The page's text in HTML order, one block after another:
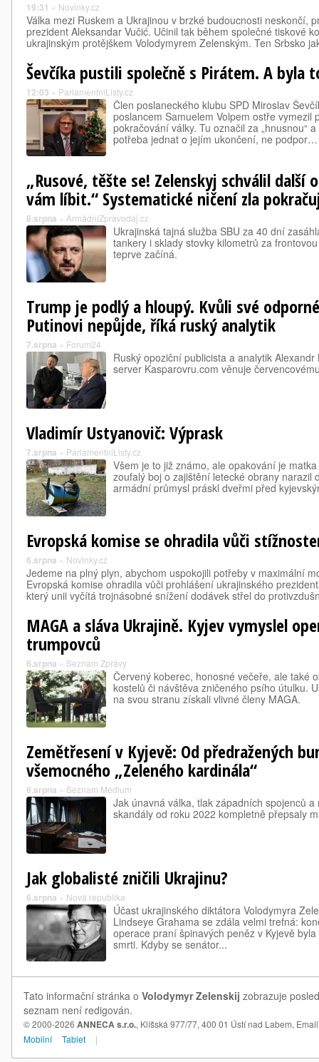
19:31 » Novinky.cz
Válka mezi Ruskem a Ukrajinou v brzké budoucnosti neskončí,
prezident Aleksandar Vučić. Učinil tak během společné tiskové
ukrajinským protějškem Volodymyrem Zelenským. Ten Srbsko
Ševčíka pustili společně s Pirátem. A byla
12:03 » ParlamentniListy.cz
Člen poslaneckého klubu SPD Miroslav
poslancem Samuelem Volpem ostře vymezil
pokračování války. Tu označil za „hnusnou“
potřeba jednat o jejím ukončení, ne podpor…
„Rusové, těšte se! Zelenskyj schválil další
vám líbit.“ Systematické ničení zla
8.srpna » ArmádníZpravodaj.cz
Ukrajinská tajná služba SBU za 40 dní
tankery i sklady stovky kilometrů za
teprve začíná.
Trump je podlý a hloupý. Kvůli své
Putinovi nepůjde, říká ruský analytik
7.srpna » Forum24
Ruský opoziční publicista a analytik
server Kasparovru.com věnuje
Vladimír Ustyanovič: Výprask
7.srpna » ParlamentniListy.cz
Všem je to již známo, ale opakování je
zoufalý boj o zajištění letecké obrany narazil
armádní průmysl práskl dveřmi před
Evropská komise se ohradila vůči
6.srpna » Novinky.cz
Jedeme na plný plyn, abychom uspokojili potřeby v maximální
Evropská komise ohradila vůči prohlášení ukrajinského
který unii vyčítá trojnásobné snížení dodávek střel do
MAGA a sláva Ukrajině. Kyjev vymyslel
trumpovců
6.srpna » Seznam Zprávy
Červený koberec, honosné večeře, ale také
kostelů či návštěva zničeného psího útulku.
na svou stranu získali vlivné členy MAGA.
Zemětřesení v Kyjevě: Od předražených
všemocného „Zeleného kardinála“
6.srpna » Seznam Médium
Jak únavná válka, tlak západních spojenců
skandály od roku 2022 kompletně přepsaly
Jak globalisté zničili Ukrajinu?
6.srpna » Nová republika
Účast ukrajinského diktátora Volodymyra
Lindseye Grahama se zdála velmi trefná:
operace praní špinavých peněz v Kyjevě
smrti. Kdyby se senátor...
Tato informační stránka o Volodymyr Zelenskij zobrazuje
seznam není redigován.
© 2000-2026 ANNECA s.r.o., Klíšská 977/77, 400 01 Ústí nad Labem,
Mobilní
Tablet |